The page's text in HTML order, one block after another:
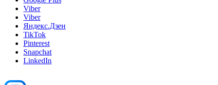
Viber
Viber
Яндекс.Дзен
TikTok
Pinterest
Snapchat
LinkedIn